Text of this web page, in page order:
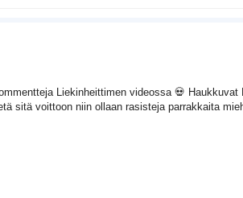
Liekinheittimen videossa 💀
sitä voittoon niin ollaan rasisteja parrakkaita